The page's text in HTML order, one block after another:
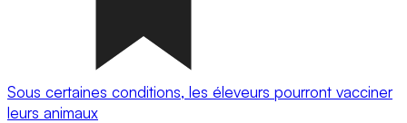
Sous certaines conditions, les éleveurs pourront vacciner
leurs animaux